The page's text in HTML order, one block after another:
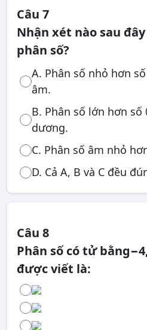
Câu 7
Nhận xét nào sau
phân số?
A. Phân số nhỏ hơn
âm.
B. Phân số lớn hơn số
dương.
C. Phân số âm nhỏ
D. Cả A, B và C đều
Câu 8
Phân số có tử
được viết là: